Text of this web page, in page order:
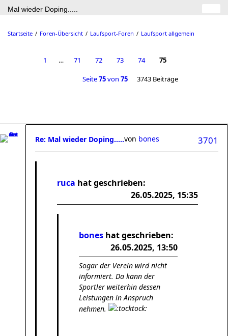
Mal wieder Doping.....
Startseite Foren-Übersicht Laufsport-Foren Laufsport allgemein
1 … 71 72 73 74 75
Seite75von 75 3743 Beiträge
Re: Mal wieder Doping..... 3701
von bones
ruca hat geschrieben:
26.05.2025, 15:35
bones hat geschrieben:
26.05.2025, 13:50
Sogar der Verein wird nicht
informiert. Da kann der
Sportler weiterhin dessen
Leistungen in Anspruch
nehmen.